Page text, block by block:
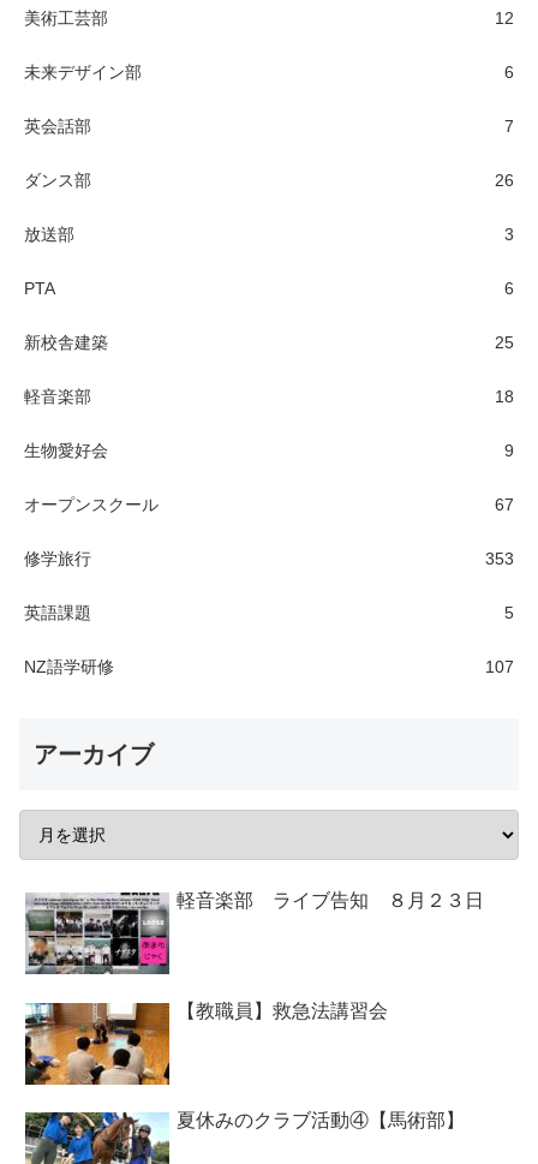
美術工芸部 12
未来デザイン部 6
英会話部 7
ダンス部 26
放送部 3
PTA 6
新校舎建築 25
軽音楽部 18
生物愛好会 9
オープンスクール 67
修学旅行 353
英語課題 5
NZ語学研修 107
アーカイブ
軽音楽部 ライブ告知 ８月２３日
【教職員】救急法講習会
夏休みのクラブ活動④【馬術部】